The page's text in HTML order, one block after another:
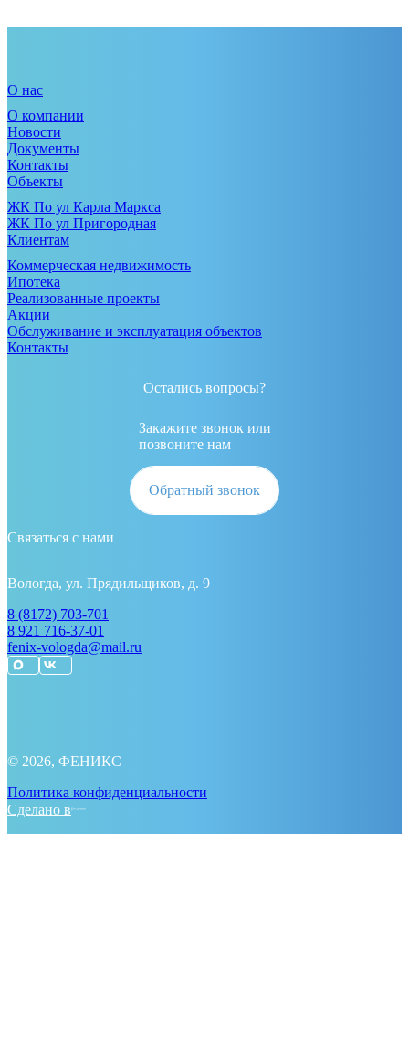
О нас
О компании
Новости
Документы
Контакты
Объекты
ЖК По ул Карла Маркса
ЖК По ул Пригородная
Клиентам
Коммерческая недвижимость
Ипотека
Реализованные проекты
Акции
Обслуживание и эксплуатация объектов
Контакты
Остались вопросы?
Закажите звонок или
позвоните нам
Обратный звонок
Связаться с нами
Вологда, ул. Прядильщиков, д. 9
8 (8172) 703-701
8 921 716-37-01
fenix-vologda@mail.ru
© 2026, ФЕНИКС
Политика конфиденциальности
Сделано в